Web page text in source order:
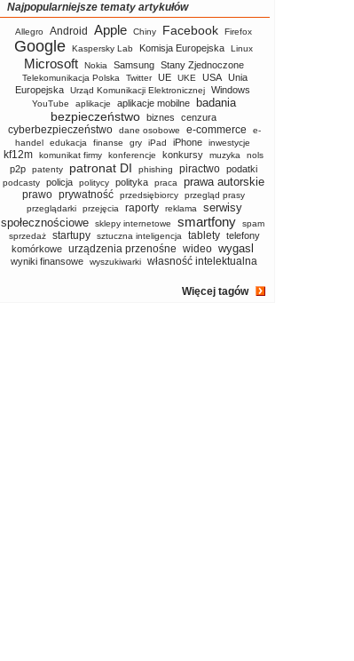
Najpopularniejsze tematy artykułów
Allegro Android Apple Chiny Facebook Firefox
Google Kaspersky Lab Komisja Europejska Linux
Microsoft Nokia Samsung Stany Zjednoczone
Telekomunikacja Polska Twitter UE UKE USA
Unia
Europejska
Urząd Komunikacji Elektronicznej Windows
YouTube aplikacje aplikacje mobilne badania
bezpieczeństwo biznes cenzura
cyberbezpieczeństwo dane osobowe e-commerce
e-
handel
edukacja finanse gry iPad iPhone inwestycje
kf12m komunikat firmy konferencje konkursy muzyka nols
p2p patenty patronat DI phishing piractwo podatki
podcasty policja politycy polityka praca prawa autorskie
prawo prywatność przedsiębiorcy
przegląd prasy
przeglądarki
przejęcia raporty reklama
serwisy
społecznościowe
sklepy internetowe smartfony
spam
sprzedaż
startupy sztuczna inteligencja tablety telefony
komórkowe urządzenia przenośne wideo wygasl
wyniki finansowe wyszukiwarki własność intelektualna
Więcej tagów